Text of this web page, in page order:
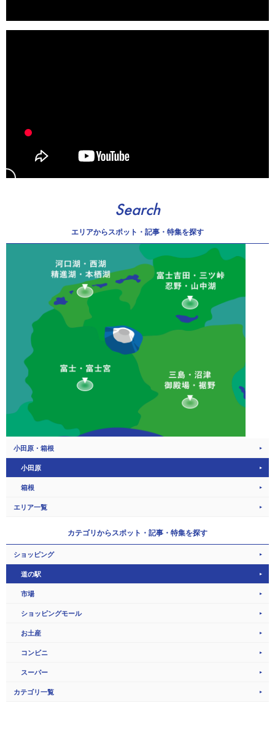
Search
エリアからスポット・記事・特集を探す
小田原・箱根
小田原
箱根
エリア一覧
カテゴリからスポット・記事・特集を探す
ショッピング
道の駅
市場
ショッピングモール
お土産
コンビニ
スーパー
カテゴリ一覧